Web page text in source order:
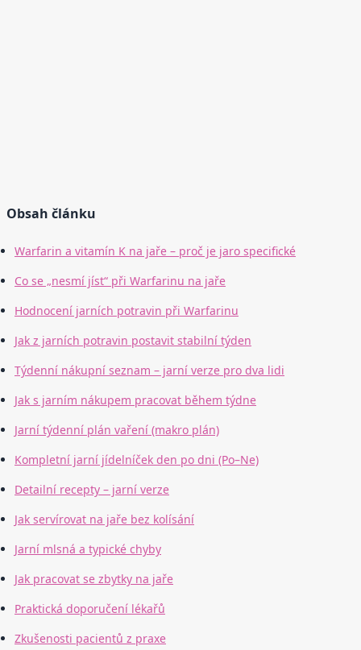
Obsah článku
Warfarin a vitamín K na jaře – proč je jaro specifické
Co se „nesmí jíst“ při Warfarinu na jaře
Hodnocení jarních potravin při Warfarinu
Jak z jarních potravin postavit stabilní týden
Týdenní nákupní seznam – jarní verze pro dva lidi
Jak s jarním nákupem pracovat během týdne
Jarní týdenní plán vaření (makro plán)
Kompletní jarní jídelníček den po dni (Po–Ne)
Detailní recepty – jarní verze
Jak servírovat na jaře bez kolísání
Jarní mlsná a typické chyby
Jak pracovat se zbytky na jaře
Praktická doporučení lékařů
Zkušenosti pacientů z praxe